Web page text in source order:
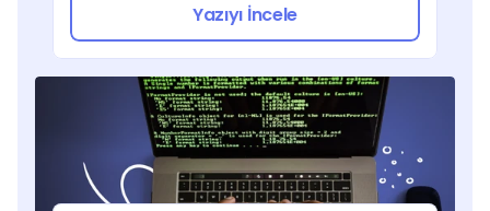
Yazıyı İncele